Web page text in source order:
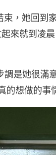
，她回到
來就到凌
是她很滿
想做的事